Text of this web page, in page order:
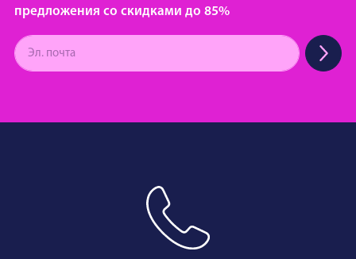
предложения со скидками до 85%